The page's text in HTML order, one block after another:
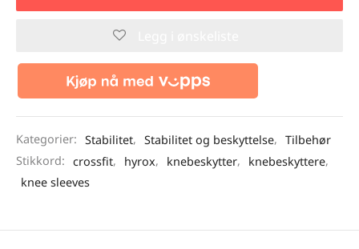
Kategorier: Stabilitet, Stabilitet og beskyttelse, Tilbehør
Stikkord: crossfit, hyrox, knebeskytter, knebeskyttere,
knee sleeves